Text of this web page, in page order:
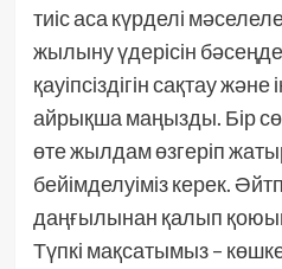
тиіс аса күрделі
жылыну үдерісін
қауіпсіздігін сақтау
айрықша маңызды. Бір
өте жылдам өзгеріп
бейімделуіміз керек.
даңғылынан қалып
Түпкі мақсатымыз –